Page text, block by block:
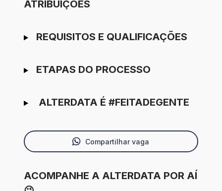
ATRIBUIÇÕES
REQUISITOS E QUALIFICAÇÕES
ETAPAS DO PROCESSO
ALTERDATA É #FEITADEGENTE
Compartilhar vaga
ACOMPANHE A ALTERDATA POR AÍ